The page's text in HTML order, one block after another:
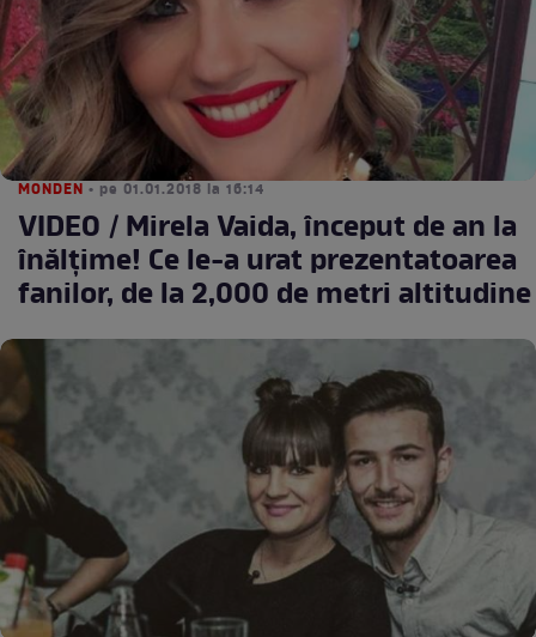
MONDEN • pe 01.01.2018 la 16:14
VIDEO / Mirela Vaida, început de an la
înălțime! Ce le-a urat prezentatoarea
fanilor, de la 2,000 de metri altitudine